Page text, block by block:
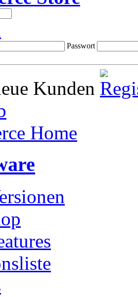
Passwort
Kunden
Home